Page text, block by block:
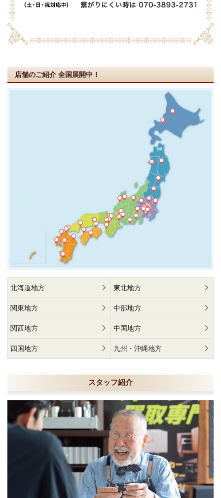
店舗のご紹介 全国展開中！
北海道地方 東北地方
関東地方 中部地方
関西地方 中国地方
四国地方 九州・沖縄地方
スタッフ紹介